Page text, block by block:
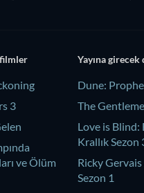
filmler
3
ve Ölüm
Yayına
Dune:
The
Love is Blind:
Krallık Sezon
Ricky
Sezon 1